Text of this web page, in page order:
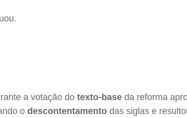
a votação do texto-base da reforma
o descontentamento das siglas e